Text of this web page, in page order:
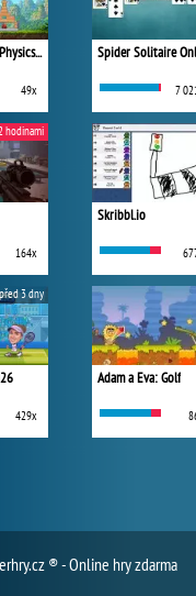
One Shot Tower: Physics Destroyer
49x
164x
hodinami
429x
před 3 dny
Spider Solitaire
7
Skribbl.io
Adam a Eva: Golf
® - Online hry zdarma